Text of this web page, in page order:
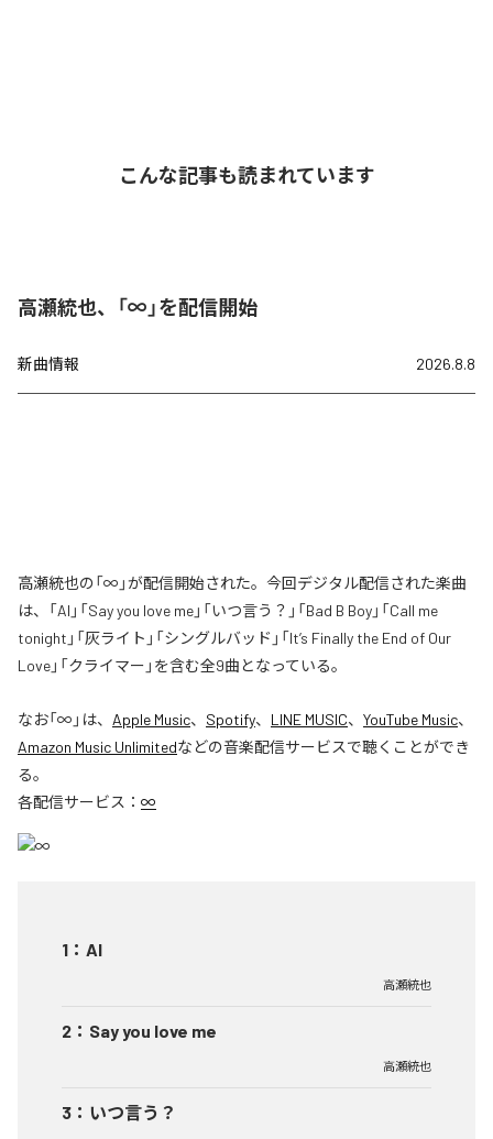
こんな記事も読まれています
高瀬統也、「∞」を配信開始
新曲情報 2026.8.8
高瀬統也の「∞」が配信開始された。今回デジタル配信された楽曲
は、「AI」「Say you love me」「いつ言う？」「Bad B Boy」「Call me
tonight」「灰ライト」「シングルバッド」「It’s Finally the End of Our
Love」「クライマー」を含む全9曲となっている。
なお「∞ 」は、 Apple Music、 Spotify、 LINE MUSIC、 YouTube Music、
Amazon Music Unlimitedなどの音楽配信サービスで聴くことができ
る。
各配信サービス： ∞
1 ： AI
高瀬統也
2 ： Say you love me
高瀬統也
3 ： いつ言う？